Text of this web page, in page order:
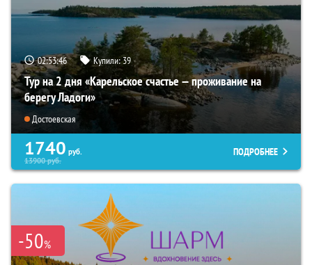
02:53:45 Купили:39
Тур на 2 дня «Карельское счастье — проживание на
берегу Ладоги»
Достоевская
1740 руб.
13900руб.
ПОДРОБНЕЕ
-50%